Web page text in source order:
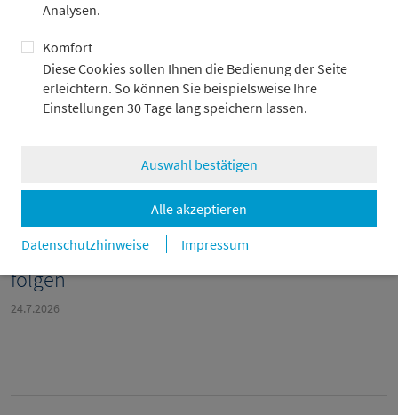
Analysen.
Komfort
Diese Cookies sollen Ihnen die Bedienung der Seite
erleichtern. So können Sie beispielsweise Ihre
Einstellungen 30 Tage lang speichern lassen.
Auswahl bestätigen
Alle akzeptieren
Datenschutzhinweise
Impressum
Infrastruktur – auf Worte müssen Taten
folgen
24.7.2026